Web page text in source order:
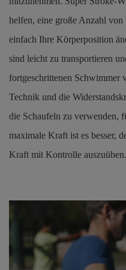
helfen, eine große Anzahl
einfach Ihre Körperposition
sind leicht zu transportieren
fortgeschrittenen Schwimmer
Technik und die
die Schaufeln zu verwenden,
maximale Kraft ist es besser,
Kraft mit Kontrolle auszuüben.